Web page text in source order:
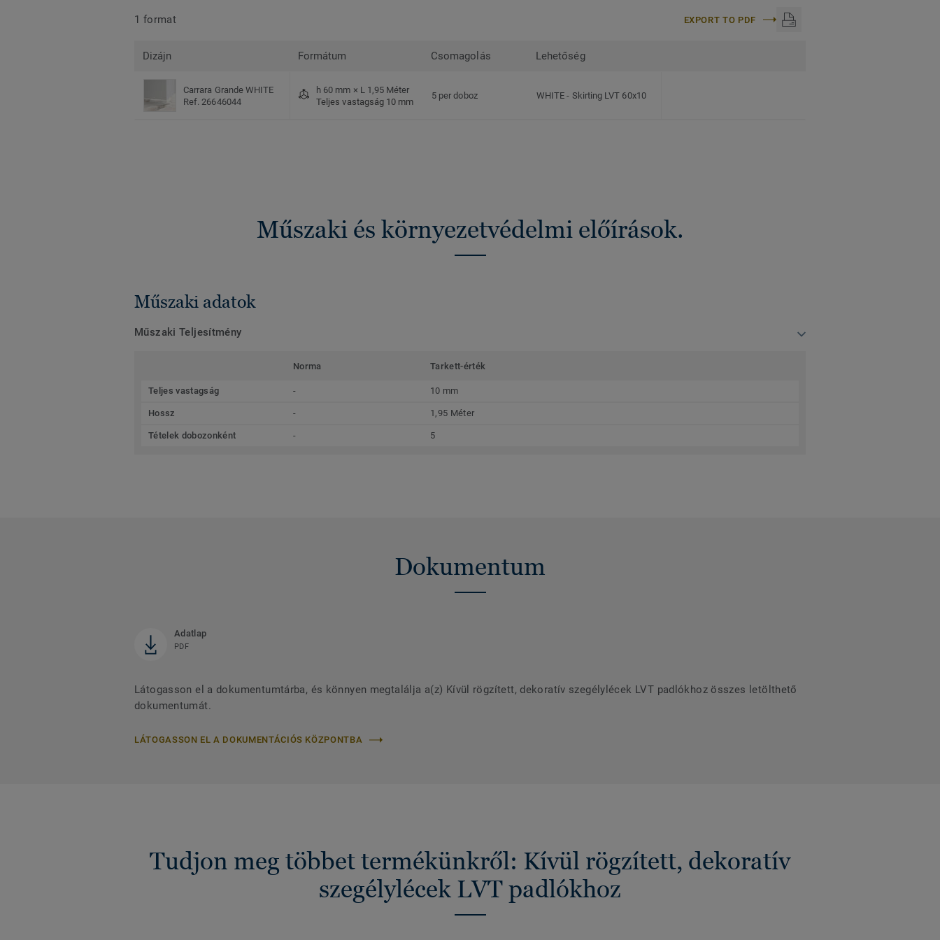
1 format EXPORT TO PDF
Dizájn Formátum Csomagolás Lehetőség
Carrara Grande WHITE
Ref. 26646044
h 60 mm × L 1,95 Méter
Teljes vastagság 10 mm
5 per doboz WHITE- Skirting LVT 60x10
Műszaki és környezetvédelmi előírások.
Műszaki adatok
Műszaki Teljesítmény
Norma Tarkett-érték
Teljes vastagság - 10 mm
Hossz - 1,95 Méter
Tételek dobozonként - 5
Dokumentum
Adatlap
PDF
Látogasson el a dokumentumtárba, és könnyen megtalálja a(z) Kívül rögzített, dekoratív szegélylécek LVT padlókhoz összes letölthető
dokumentumát.
LÁTOGASSON EL A DOKUMENTÁCIÓS KÖZPONTBA
Tudjon meg többet termékünkről: Kívül rögzített, dekoratív
szegélylécek LVT padlókhoz